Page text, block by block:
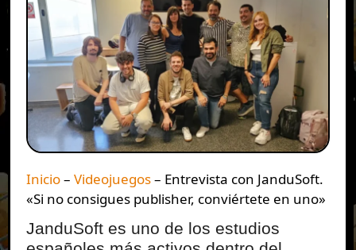
Inicio– Videojuegos– Entrevista con JanduSoft.
«Si no consigues publisher, conviértete en uno»
JanduSoft es uno de los estudios